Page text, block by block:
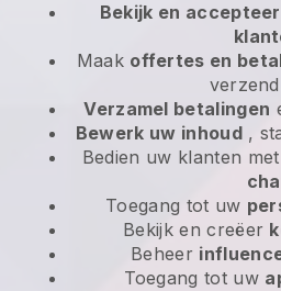
Bekijk en
Maak offertes en
Verzamel betalingen
Bewerk uw inhoud,
Bedien uw klanten
Toegang tot uw
Bekijk en creëer
Beheer
Toegang tot uw